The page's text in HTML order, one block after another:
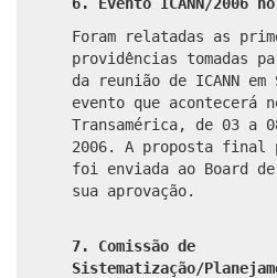
Foram relatadas as
providências tomadas
da reunião de ICANN em
evento que acontecerá
Transamérica, de 03 a
2006. A proposta final
foi enviada ao Board de
sua aprovação.
7. Comissão de
Sistematização/